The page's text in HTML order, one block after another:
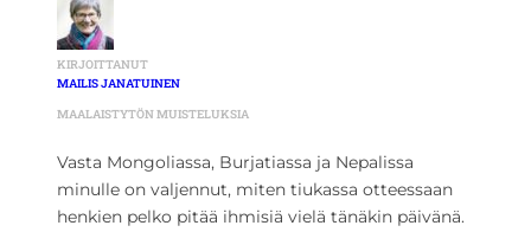
KIRJOITTANUT
MAILIS JANATUINEN
MAALAISTYTÖN MUISTELUKSIA
Vasta Mongoliassa, Burjatiassa ja Nepalissa
minulle on valjennut, miten tiukassa otteessaan
henkien pelko pitää ihmisiä vielä tänäkin päivänä.